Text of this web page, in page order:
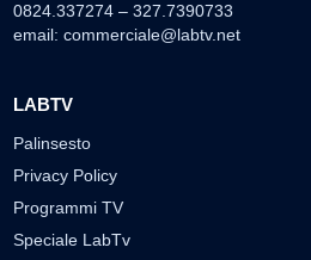
0824.337274 – 327.7390733
email: commerciale@labtv.net
LABTV
Palinsesto
Privacy Policy
Programmi TV
Speciale LabTv